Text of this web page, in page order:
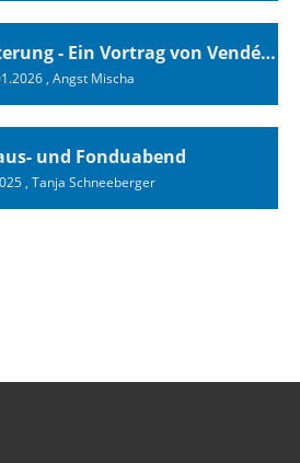
Inspiration, Begeisterung - Ein Vortrag von Vendée-Globe-Finisher Oliver Heer
, Angst Mischa
und Fonduabend
, Tanja Schneeberger